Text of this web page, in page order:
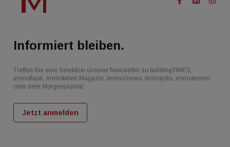
Informiert bleiben.
Treffen Sie eine Selektion unserer Newsletter zu buildingTIMES,
immoflash, Immobilien Magazin, immo7news, immojobs, immotermin
oder dem Morgenjournal
Jetzt anmelden